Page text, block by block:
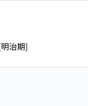
治期]